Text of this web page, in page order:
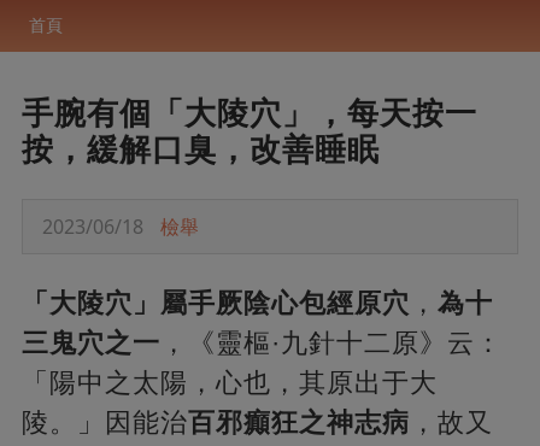
首頁
手腕有個「大陵穴」，每天按一
按，緩解口臭，改善睡眠
2023/06/18 檢舉
「大陵穴」屬手厥陰心包經原穴 ， 為十
三鬼穴之一 ，《靈樞·九針十二原》云：
「陽中之太陽，心也，其原出于大
陵。」因能治百邪癲狂之神志病 ，故又